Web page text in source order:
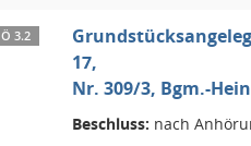
Ö 3.2
17,
Nr. 309/3, Bgm.-
Beschluss: nach